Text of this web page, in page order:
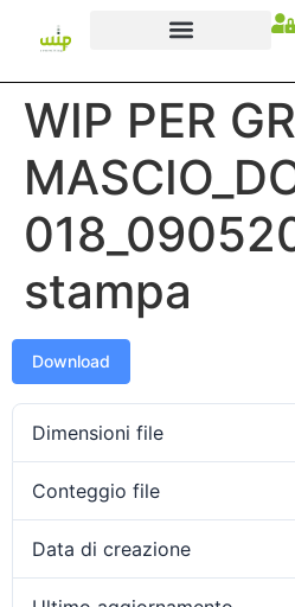
WIP PER
stampa
Download
Dimensioni file
Conteggio file
Data di creazione